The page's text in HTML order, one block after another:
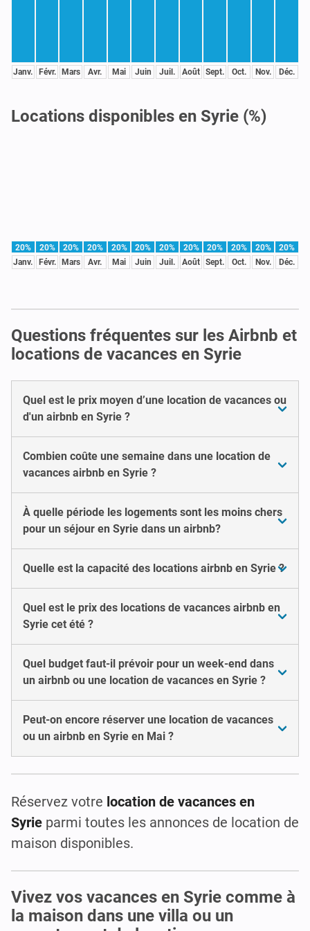
Janv. Févr. Mars Avr. Mai Juin Juil. Août Sept. Oct. Nov. Déc.
Locations disponibles en Syrie (%)
20%
Janv.
20%
Févr.
20%
Mars
20%
Avr.
20%
Mai
20%
Juin
20%
Juil.
20%
Août
20%
Sept.
20%
Oct.
20%
Nov.
20%
Déc.
Questions fréquentes sur les Airbnb et
locations de vacances en Syrie
Quel est le prix moyen d’une location de vacances ou
d'un airbnb en Syrie ?
Combien coûte une semaine dans une location de
vacances airbnb en Syrie ?
À quelle période les logements sont les moins chers
pour un séjour en Syrie dans un airbnb?
Quelle est la capacité des locations airbnb en Syrie ?
Quel est le prix des locations de vacances airbnb en
Syrie cet été ?
Quel budget faut-il prévoir pour un week-end dans
un airbnb ou une location de vacances en Syrie ?
Peut-on encore réserver une location de vacances
ou un airbnb en Syrie en Mai ?
Réservez votre location de vacances en
Syrie parmi toutes les annonces de location de
maison disponibles.
Vivez vos vacances en Syrie comme à
la maison dans une villa ou un